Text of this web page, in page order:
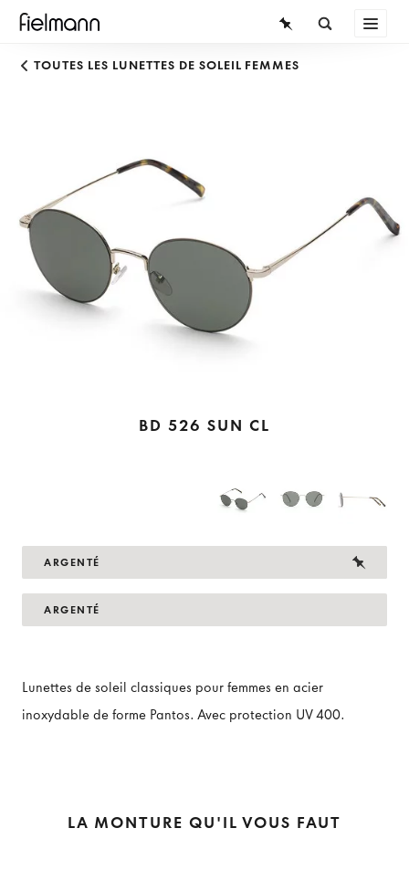
LUNETTES
CONNAISSANCES
SERVICE
TOUTES LES LUNETTES DE SOLEIL FEMMES
BD 526 SUN CL
ARGENTÉ
ARGENTÉ
Lunettes de soleil classiques pour femmes en acier
inoxydable de forme Pantos. Avec protection UV 400.
LA MONTURE QU'IL VOUS FAUT